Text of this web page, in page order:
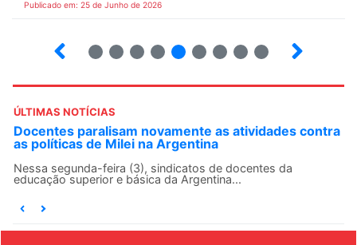
Publicado em: 25 de Junho de 2026
ÚLTIMAS NOTÍCIAS
Docentes paralisam novamente as atividades contra
as políticas de Milei na Argentina
Nessa segunda-feira (3), sindicatos de docentes da
educação superior e básica da Argentina...